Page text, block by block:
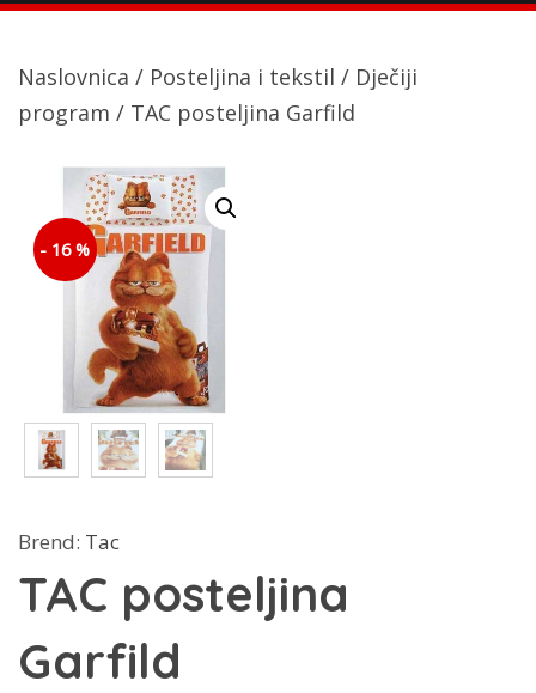
Naslovnica / Posteljina i tekstil / Dječiji
program / TAC posteljina Garfild
- 16 %
Brend: Tac
TAC posteljina
Garfild